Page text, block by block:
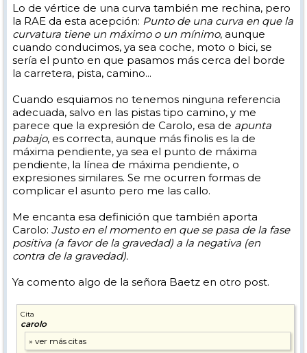
Lo de vértice de una curva también me rechina, pero
la RAE da esta acepción: Punto de una curva en que la
curvatura tiene un máximo o un mínimo, aunque
cuando conducimos, ya sea coche, moto o bici, se
sería el punto en que pasamos más cerca del borde
la carretera, pista, camino...
Cuando esquiamos no tenemos ninguna referencia
adecuada, salvo en las pistas tipo camino, y me
parece que la expresión de Carolo, esa de apunta
pabajo, es correcta, aunque más finolis es la de
máxima pendiente, ya sea el punto de máxima
pendiente, la línea de máxima pendiente, o
expresiones similares. Se me ocurren formas de
complicar el asunto pero me las callo.
Me encanta esa definición que también aporta
Carolo: Justo en el momento en que se pasa de la fase
positiva (a favor de la gravedad) a la negativa (en
contra de la gravedad).
Ya comento algo de la señora Baetz en otro post.
Cita
carolo